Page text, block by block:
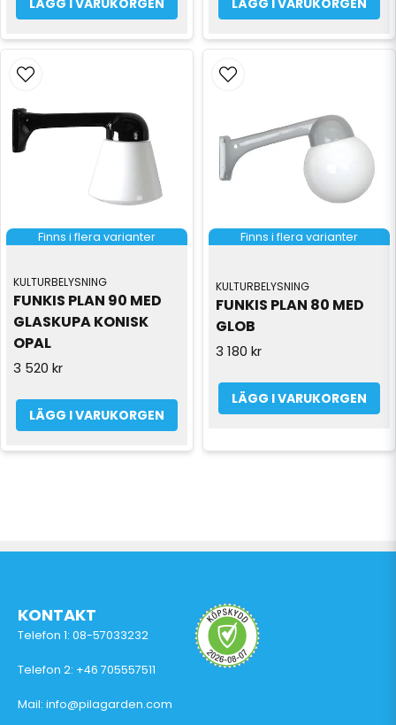
LÄGG I VARUKORGEN LÄGG I VARUKORGEN
Finns i flera varianter
KULTURBELYSNING
FUNKIS PLAN 90 MED
GLASKUPA KONISK
OPAL
3 520 kr
LÄGG I VARUKORGEN
Finns i flera varianter
KULTURBELYSNING
FUNKIS PLAN 80 MED
GLOB
3 180 kr
LÄGG I VARUKORGEN
KONTAKT
Telefon 1: 08-57033232
Telefon 2: +46 705557511
Mail: info@pilagarden.com